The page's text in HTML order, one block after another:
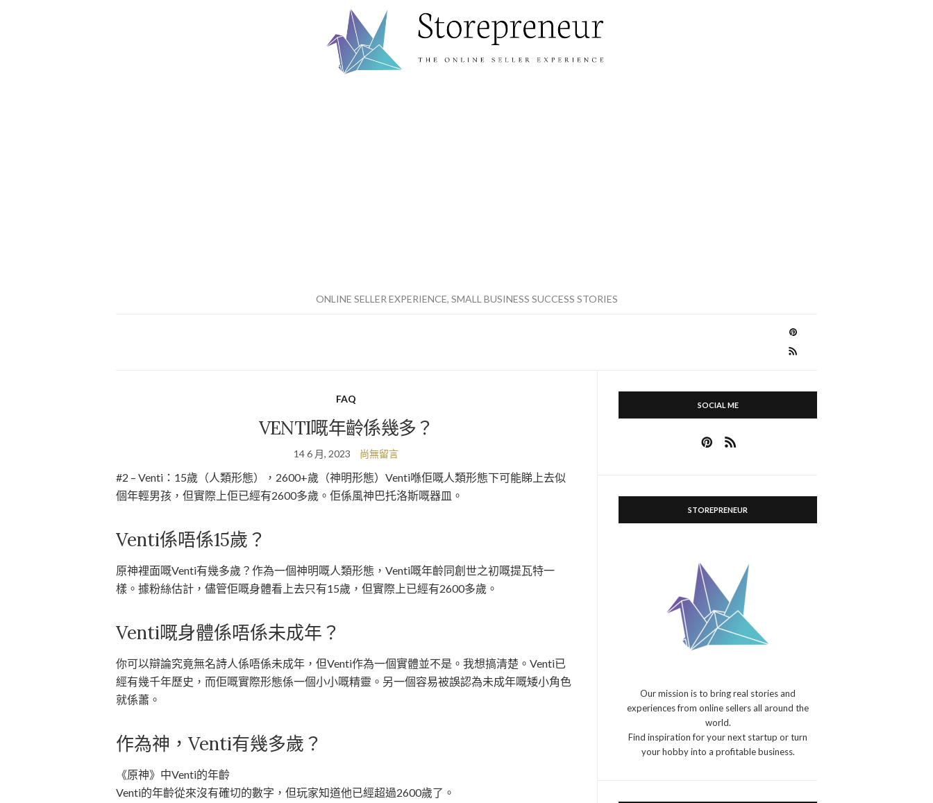
ONLINE SELLER EXPERIENCE, SMALL BUSINESS SUCCESS STORIES
FAQ
VENTI嘅年齡係幾多？
14 6 月, 2023 尚無留言
#2 – Venti：15歲（人類形態），2600+歲（神明形態）Venti喺佢嘅人類形態下可能睇上去似
個年輕男孩，但實際上佢已經有2600多歲。佢係風神巴托洛斯嘅器皿。
Venti係唔係15歲？
原神裡面嘅Venti有幾多歲？作為一個神明嘅人類形態，Venti嘅年齡同創世之初嘅提瓦特一
樣。據粉絲估計，儘管佢嘅身體看上去只有15歲，但實際上已經有2600多歲。
Venti嘅身體係唔係未成年？
你可以辯論究竟無名詩人係唔係未成年，但Venti作為一個實體並不是。我想搞清楚。Venti已
經有幾千年歷史，而佢嘅實際形態係一個小小嘅精靈。另一個容易被誤認為未成年嘅矮小角色
就係蕭。
作為神，Venti有幾多歲？
《原神》中Venti的年齡
Venti的年齡從來沒有確切的數字，但玩家知道他已經超過2600歲了。
SOCIAL ME
STOREPRENEUR
Our mission is to bring real stories and
experiences from online sellers all around the
world.
Find inspiration for your next startup or turn
your hobby into a profitable business.